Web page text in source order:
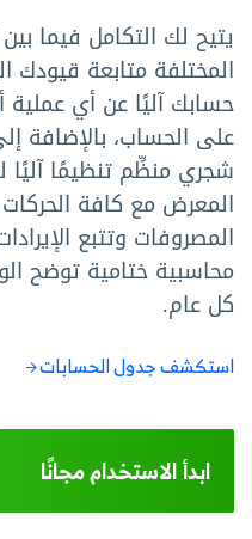
يتيح لك التكامل فيما
المختلفة متابعة قيودك
حسابك آليًا عن أي عملية
على الحساب، بالإضافة
شجري منظِّم تنظيمًا
المعرض مع كافة
المصروفات وتتبع
محاسبية ختامية توضح
كل عام.
استكشف جدول الحسابات
ابدأ الاستخدام مجانًا